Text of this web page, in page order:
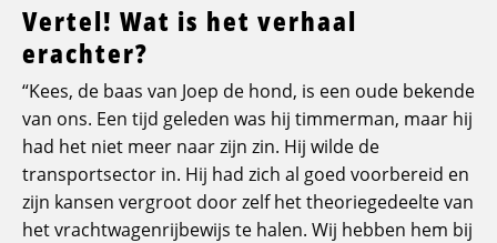
Vertel! Wat is het verhaal
erachter?
“Kees, de baas van Joep de hond, is een oude bekende
van ons. Een tijd geleden was hij timmerman, maar hij
had het niet meer naar zijn zin. Hij wilde de
transportsector in. Hij had zich al goed voorbereid en
zijn kansen vergroot door zelf het theoriegedeelte van
het vrachtwagenrijbewijs te halen. Wij hebben hem bij